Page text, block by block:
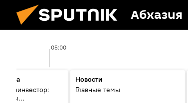
Абхазия
05:00
ма аинвестор:
Новости
Главные темы